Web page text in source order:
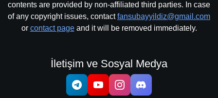
contents are provided by non-affiliated third parties. In case
of any copyright issues, contactfansubayyildiz@gmail.com
or contact pageand it will be removed immediately.
İletişim ve Sosyal Medya